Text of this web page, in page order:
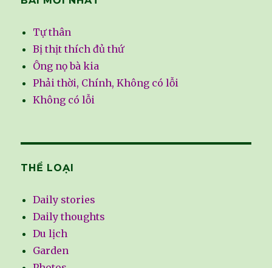
Tự thân
Bị thịt thích đủ thứ
Ông nọ bà kia
Phải thời, Chính, Không có lỗi
Không có lỗi
THỂ LOẠI
Daily stories
Daily thoughts
Du lịch
Garden